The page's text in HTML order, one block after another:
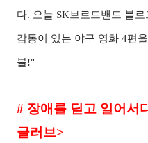
다. 오늘 SK브로드밴드 블
감동이 있는 야구 영화 4편
볼!"
# 장애를 딛고 일어서
글러브>